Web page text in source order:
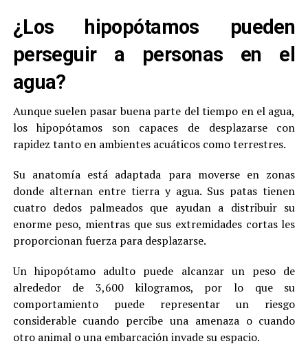
¿Los hipopótamos pueden
perseguir a personas en el
agua?
Aunque suelen pasar buena parte del tiempo en el agua,
los hipopótamos son capaces de desplazarse con
rapidez tanto en ambientes acuáticos como terrestres.
Su anatomía está adaptada para moverse en zonas
donde alternan entre tierra y agua. Sus patas tienen
cuatro dedos palmeados que ayudan a distribuir su
enorme peso, mientras que sus extremidades cortas les
proporcionan fuerza para desplazarse.
Un hipopótamo adulto puede alcanzar un peso de
alrededor de 3,600 kilogramos, por lo que su
comportamiento puede representar un riesgo
considerable cuando percibe una amenaza o cuando
otro animal o una embarcación invade su espacio.